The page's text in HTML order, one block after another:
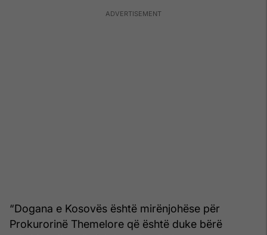
“Dogana e Kosovës është mirënjohëse për
Prokurorinë Themelore që është duke bërë